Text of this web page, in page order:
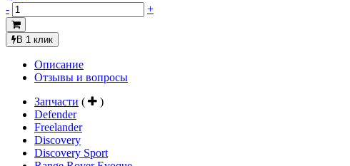
- +
В 1 клик
Описание
Отзывы и вопросы
Запчасти (
)
Defender
Freelander
Discovery
Discovery Sport